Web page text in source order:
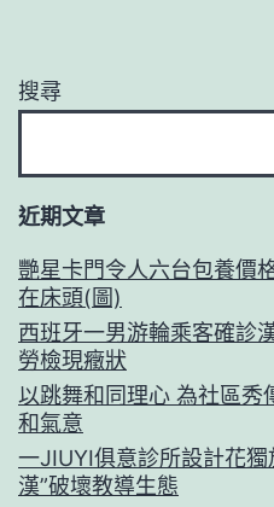
搜尋
近期文章
艷星卡門令人六台包養價
在床頭(圖)
西班牙一男游輪乘客確診
勞檢現癥狀
以跳舞和同理心 為社區秀
和氣意
一JIUYI俱意診所設計花
漢”破壞教導生態